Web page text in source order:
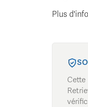
Plus
Cette